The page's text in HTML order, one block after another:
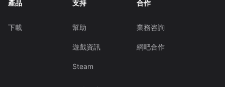
產品
下載
支持
幫助
遊戲資訊
Steam
合作
業務咨詢
網吧合作